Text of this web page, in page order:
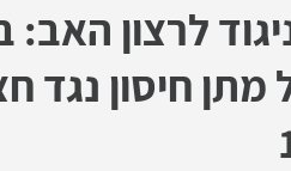
לרצון
מתן חיסון נגד